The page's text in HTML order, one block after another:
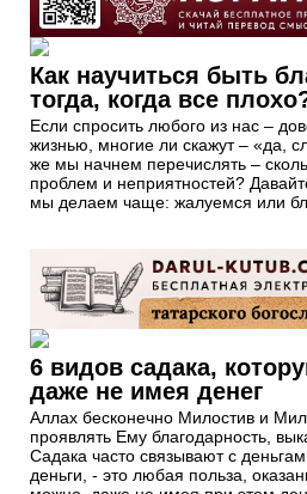
Как научиться быть
тогда, когда все
Если спросить любого из нас –
жизнью, многие ли скажут – «да,
же мы начнем перечислять –
проблем и неприятностей?
мы делаем чаще: жалуемся или
6 видов садака,
даже не имея денег
Аллах бесконечно Милостив и
проявлять Ему благодарность,
Садака часто связывают с
деньги, - это любая польза,